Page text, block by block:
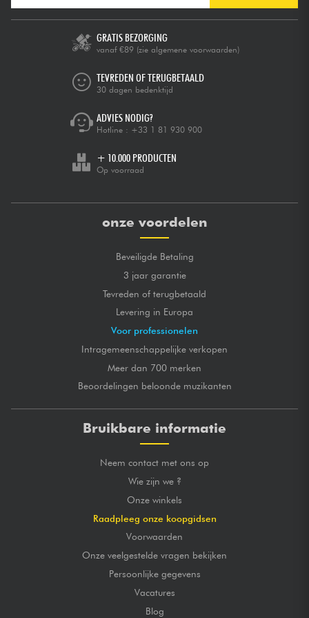
GRATIS BEZORGING
vanaf €89 (zie algemene voorwaarden)
TEVREDEN OF TERUGBETAALD
30 dagen bedenktijd
ADVIES NODIG?
Hotline : +33 1 81 930 900
+ 10.000 PRODUCTEN
Op voorraad
onze voordelen
Beveiligde Betaling
3 jaar garantie
Tevreden of terugbetaald
Levering in Europa
Voor professionelen
Intragemeenschappelijke verkopen
Meer dan 700 merken
Beoordelingen beloonde muzikanten
Bruikbare informatie
Neem contact met ons op
Wie zijn we ?
Onze winkels
Raadpleeg onze koopgidsen
Voorwaarden
Onze veelgestelde vragen bekijken
Persoonlijke gegevens
Vacatures
Blog